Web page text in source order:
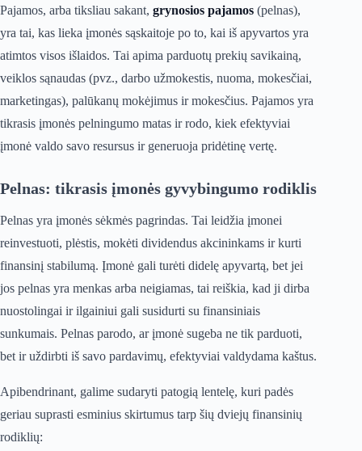
Pajamos, arba tiksliau sakant, grynosios pajamos (pelnas),
yra tai, kas lieka įmonės sąskaitoje po to, kai iš apyvartos yra
atimtos visos išlaidos. Tai apima parduotų prekių savikainą,
veiklos sąnaudas (pvz., darbo užmokestis, nuoma, mokesčiai,
marketingas), palūkanų mokėjimus ir mokesčius. Pajamos yra
tikrasis įmonės pelningumo matas ir rodo, kiek efektyviai
įmonė valdo savo resursus ir generuoja pridėtinę vertę.
Pelnas: tikrasis įmonės gyvybingumo rodiklis
Pelnas yra įmonės sėkmės pagrindas. Tai leidžia įmonei
reinvestuoti, plėstis, mokėti dividendus akcininkams ir kurti
finansinį stabilumą. Įmonė gali turėti didelę apyvartą, bet jei
jos pelnas yra menkas arba neigiamas, tai reiškia, kad ji dirba
nuostolingai ir ilgainiui gali susidurti su finansiniais
sunkumais. Pelnas parodo, ar įmonė sugeba ne tik parduoti,
bet ir uždirbti iš savo pardavimų, efektyviai valdydama kaštus.
Apibendrinant, galime sudaryti patogią lentelę, kuri padės
geriau suprasti esminius skirtumus tarp šių dviejų finansinių
rodiklių: